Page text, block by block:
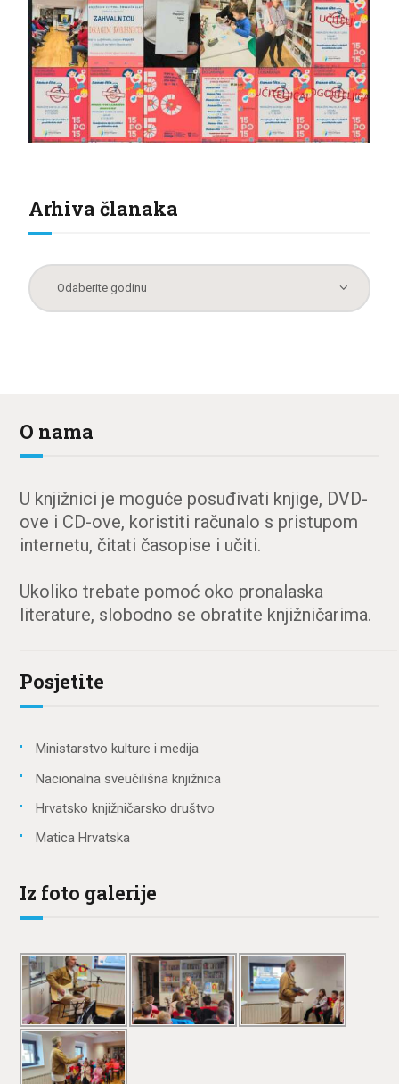
Arhiva članaka
O nama
U knjižnici je moguće posuđivati knjige, DVD-
ove i CD-ove, koristiti računalo s pristupom
internetu, čitati časopise i učiti.
Ukoliko trebate pomoć oko pronalaska
literature, slobodno se obratite knjižničarima.
Posjetite
Ministarstvo kulture i medija
Nacionalna sveučilišna knjižnica
Hrvatsko knjižničarsko društvo
Matica Hrvatska
Iz foto galerije